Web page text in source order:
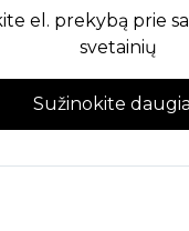
el. prekybą prie
svetainių
Sužinokite